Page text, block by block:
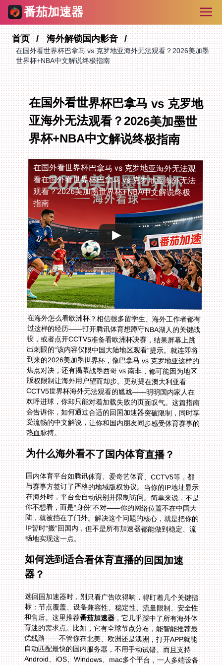
番茄加速器
首页 海外解锁国内影音
在国外看世界杯巴拿马 vs 克罗地亚海外无法观看？2026美加墨
世界杯+NBA中文解说终极指南
在国外看世界杯巴拿马 vs 克罗地
亚海外无法观看？2026美加墨世
界杯+NBA中文解说终极指南
在国外看世界杯巴拿马 vs 克罗地亚海外无法观
看在国外看世界杯巴拿马 vs 克罗地亚海外无法
观看？2026美加墨世界杯+NBA中文解说终极
指南
在海外怎么看欧洲杯？相信很多留学生、海外工作者都有
过这样的经历——打开腾讯体育想蹲守NBA湖人的关键战
役，或者点开CCTV5准备看欧洲杯决赛，结果屏幕上跳
出刺眼的“该内容仅限中国大陆地区观看”提示。就连即将
到来的2026美加墨世界杯，像巴拿马 vs 克罗地亚这样的
焦点对决，还有揭幕战墨西哥 vs 南非，都可能因为地区
版权限制让海外用户望而却步。更别提在澳大利亚看
CCTV5世界杯海外无法观看的尴尬——明明国内家人在
欢呼进球，你却只能对着加载失败的页面叹气。这篇指南
会告诉你，如何通过合适的回国加速器突破限制，同时享
受流畅的中文解说，让你和国内朋友同步感受体育赛事的
热血脉搏。
为什么海外看不了国内体育直播？
国内体育平台如腾讯体育、爱奇艺体育、CCTV5等，都
与赛事方签订了严格的地域版权协议。当你的IP地址显示
在海外时，平台会自动识别并限制访问。简单来说，不是
你不想看，而是“身份”不对——你的网络位置不在中国大
陆，就被挡在了门外。解决这个问题的核心，就是把你的
IP暂时“搬”回国内，但不是所有加速器都能做到稳定、流
畅地实现这一点。
如何选到适合看体育直播的回国加速
器？
选回国加速器时，别只看广告吹得响，得盯着几个关键指
标：节点覆盖、设备兼容性、稳定性、流量限制、安全性
和售后。这里推荐番茄加速器，它几乎踩中了所有海外体
育迷的需求点。比如，它有全球节点分布，能智能推荐最
优线路——不管你在北美、欧洲还是澳洲，打开APP就能
自动匹配最快的国内服务器，不用手动试错。而且支持
Android、iOS、Windows、mac多个平台，一人多端设备
同时用：你可以在手机上看NBA直播，电脑上回放世界杯